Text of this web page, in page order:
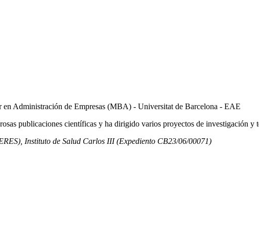
Administración de Empresas (MBA) - Universitat de Barcelona - EAE
publicaciones científicas y ha dirigido varios proyectos de investigación y
Instituto de Salud Carlos III (Expediento CB23/06/00071)